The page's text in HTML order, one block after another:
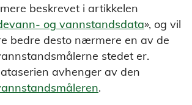
beskrevet i artikkelen
og vannstandsdata», og vil
bedre desto nærmere en av de
stedet er.
avhenger av den
.